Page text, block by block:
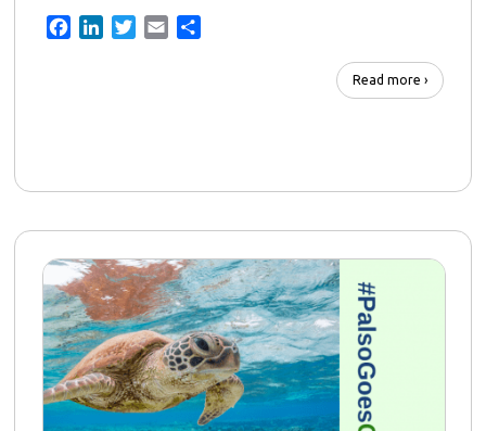
FacebookLinkedInTwitterEmail
Read more ›